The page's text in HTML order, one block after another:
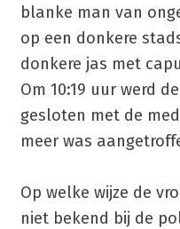
blanke man van
op een donkere
donkere jas met
Om 10:19 uur werd
gesloten met de
meer was
Op welke wijze de
niet bekend bij de